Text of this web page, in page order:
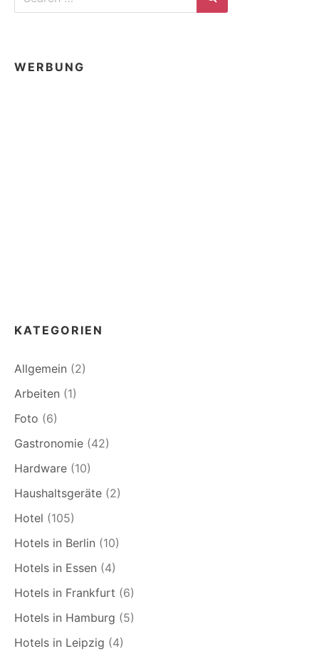
for:
Search
WERBUNG
KATEGORIEN
Allgemein (2)
Arbeiten (1)
Foto (6)
Gastronomie (42)
Hardware (10)
Haushaltsgeräte (2)
Hotel (105)
Hotels in Berlin (10)
Hotels in Essen (4)
Hotels in Frankfurt (6)
Hotels in Hamburg (5)
Hotels in Leipzig (4)